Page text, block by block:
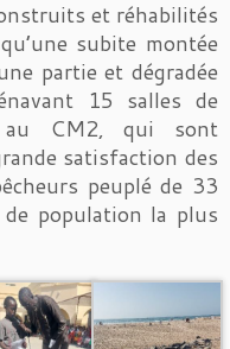
et réhabilités
subite montée
partie et dégradée
15 salles de
au CM2, qui sont
satisfaction des
peuplé de 33
population la plus